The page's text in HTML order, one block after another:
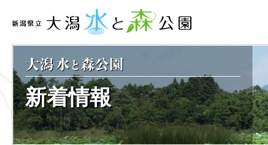
新着情報